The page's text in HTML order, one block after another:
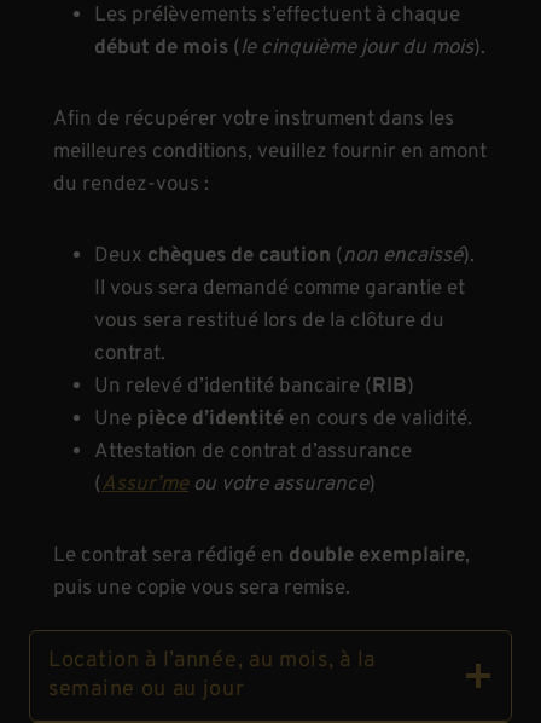
Les prélèvements s’effectuent à chaque
début de mois (le cinquième jour du mois).
Afin de récupérer votre instrument dans les
meilleures conditions, veuillez fournir en amont
du rendez-vous :
Deux chèques de caution (non encaissé).
Il vous sera demandé comme garantie et
vous sera restitué lors de la clôture du
contrat.
Un relevé d’identité bancaire (RIB)
Une pièce d’identité en cours de validité.
Attestation de contrat d’assurance
(Assur’meou votre assurance)
Le contrat sera rédigé en double exemplaire,
puis une copie vous sera remise.
Location à l’année, au mois, à la
semaine ou au jour